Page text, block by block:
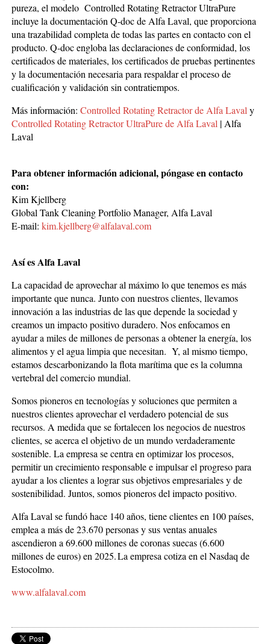
pureza, el modelo Controlled Rotating Retractor UltraPure
incluye la documentación Q-doc de Alfa Laval, que proporciona
una trazabilidad completa de todas las partes en contacto con el
producto. Q-doc engloba las declaraciones de conformidad, los
certificados de materiales, los certificados de pruebas pertinentes
y la documentación necesaria para respaldar el proceso de
cualificación y validación sin contratiempos.
Más información:Controlled Rotating Retractor de Alfa Laval y
Controlled Rotating Retractor UltraPure de Alfa Laval | Alfa
Laval
Para obtener información adicional, póngase en contacto
con:
Kim Kjellberg
Global Tank Cleaning Portfolio Manager, Alfa Laval
E-mail:kim.kjellberg@alfalaval.com
Así es Alfa Laval
La capacidad de aprovechar al máximo lo que tenemos es más
importante que nunca. Junto con nuestros clientes, llevamos
innovación a las industrias de las que depende la sociedad y
creamos un impacto positivo duradero. Nos enfocamos en
ayudar a miles de millones de personas a obtener la energía, los
alimentos y el agua limpia que necesitan. Y, al mismo tiempo,
estamos descarbonizando la flota marítima que es la columna
vertebral del comercio mundial.
Somos pioneros en tecnologías y soluciones que permiten a
nuestros clientes aprovechar el verdadero potencial de sus
recursos. A medida que se fortalecen los negocios de nuestros
clientes, se acerca el objetivo de un mundo verdaderamente
sostenible. La empresa se centra en optimizar los procesos,
permitir un crecimiento responsable e impulsar el progreso para
ayudar a los clientes a lograr sus objetivos empresariales y de
sostenibilidad. Juntos, somos pioneros del impacto positivo.
Alfa Laval se fundó hace 140 años, tiene clientes en 100 países,
emplea a más de 23.670 personas y sus ventas anuales
ascendieron a 69.600 millones de coronas suecas (6.600
millones de euros) en 2025. La empresa cotiza en el Nasdaq de
Estocolmo.
www.alfalaval.com